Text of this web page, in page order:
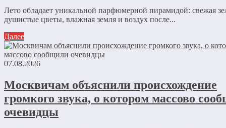
Лето обладает уникальной парфюмерной пирамидой: свежая
душистые цветы, влажная земля и воздух после...
Далее
07.08.2026
Москвичам объяснили происхождение
громкого звука, о котором массово
очевидцы